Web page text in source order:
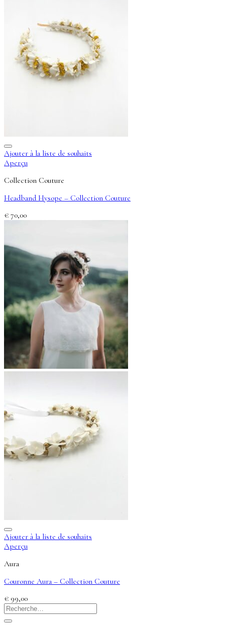
Ajouter à la liste de souhaits
Aperçu
Collection Couture
Headband Hysope – Collection Couture
€ 70,00
Ajouter à la liste de souhaits
Aperçu
Aura
Couronne Aura – Collection Couture
€ 99,00